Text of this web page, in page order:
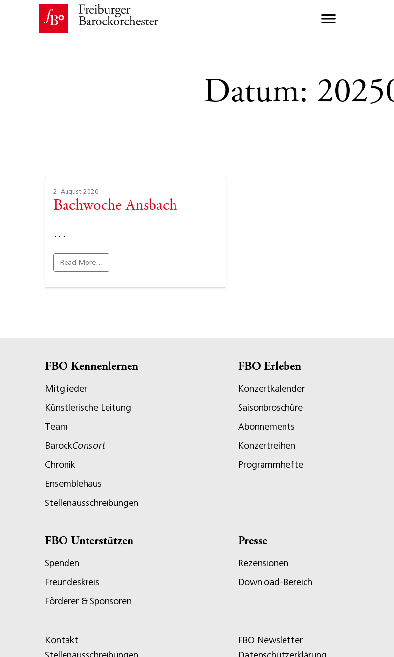
Datum:
2. August 2020
Bachwoche Ansbach
…
Read More…
FBO Kennenlernen
Mitglieder
Künstlerische Leitung
Team
BarockConsort
Chronik
Ensemblehaus
Stellenausschreibungen
FBO Erleben
Konzertkalender
Saisonbroschüre
Abonnements
Konzertreihen
Programmhefte
FBO Unterstützen
Spenden
Freundeskreis
Förderer & Sponsoren
Presse
Rezensionen
Download-Bereich
Kontakt FBO Newsletter